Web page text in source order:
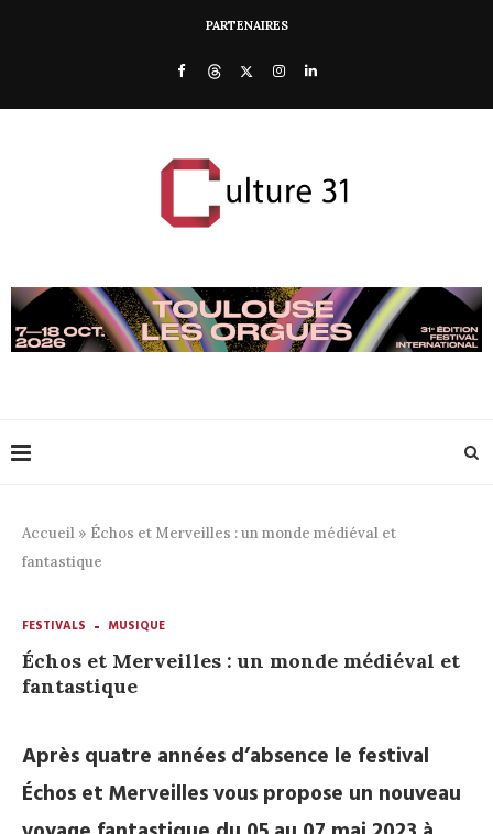
PARTENAIRES
Accueil » Échos et Merveilles : un monde médiéval et
fantastique
FESTIVALS MUSIQUE
Échos et Merveilles : un monde médiéval et
fantastique
Après quatre années d’absence le festival
Échos et Merveilles vous propose un nouveau